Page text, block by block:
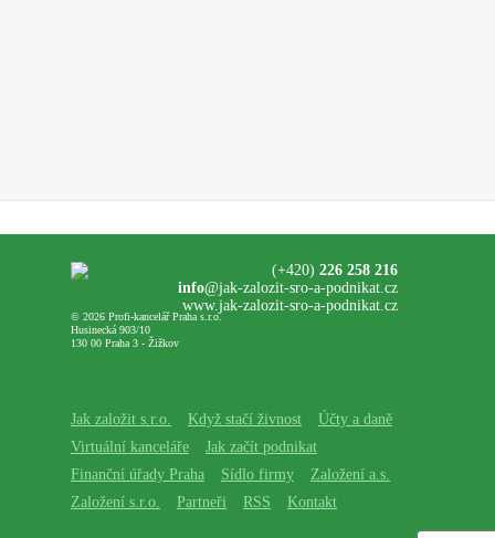
© 2026 Profi-kancelář Praha s.r.o.
Husinecká 903/10
130 00 Praha 3 - Žižkov
(+420) 226 258 216
info@jak-zalozit-sro-a-podnikat.cz
www.jak-zalozit-sro-a-podnikat.cz
Jak založit s.r.o. Když stačí živnost
Účty a daně
Virtuální kanceláře
Jak začít podnikat
Finanční úřady Praha
Sídlo firmy
Založení a.s.
Založení s.r.o.
Partneři RSS Kontakt